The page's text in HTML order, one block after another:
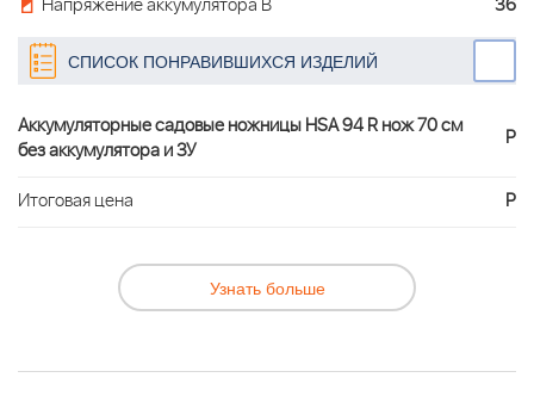
Напряжение аккумулятора В
36
СПИСОК ПОНРАВИВШИХСЯ ИЗДЕЛИЙ
Аккумуляторные садовые ножницы HSA 94 R нож 70 см
без аккумулятора и ЗУ
Р
Итоговая цена Р
Узнать больше